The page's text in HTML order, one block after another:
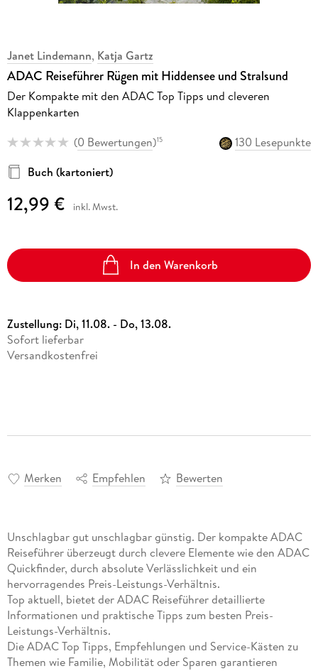
Janet Lindemann, Katja Gartz
ADAC Reiseführer Rügen mit Hiddensee und Stralsund
Der Kompakte mit den ADAC Top Tipps und cleveren
Klappenkarten
(0 Bewertungen)15
130 Lesepunkte
Buch (kartoniert)
12,99 € inkl. Mwst.
In den Warenkorb
Zustellung: Di, 11.08. - Do, 13.08.
Sofort lieferbar
Versandkostenfrei
Merken Empfehlen Bewerten
Unschlagbar gut unschlagbar günstig. Der kompakte ADAC
Reiseführer überzeugt durch clevere Elemente wie den ADAC
Quickfinder, durch absolute Verlässlichkeit und ein
hervorragendes Preis-Leistungs-Verhältnis.
Top aktuell, bietet der ADAC Reiseführer detaillierte
Informationen und praktische Tipps zum besten Preis-
Leistungs-Verhältnis.
Die ADAC Top Tipps, Empfehlungen und Service-Kästen zu
Themen wie Familie, Mobilität oder Sparen garantieren